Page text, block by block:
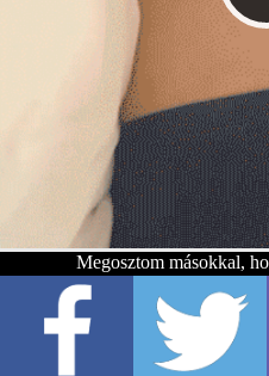
Megosztom másokkal,